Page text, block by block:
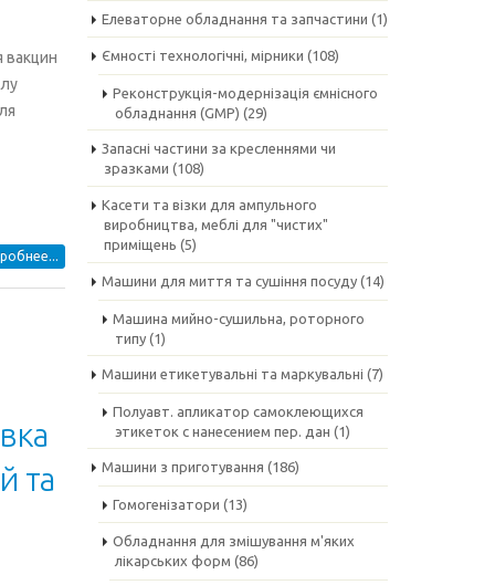
вакцин
та
Елеваторне обладнання та запчастини (1)
Ємності технологічні, мірники (108)
Реконструкція-модернізація ємнісного
обладнання (GMP) (29)
Запасні частини за кресленнями чи
зразками (108)
Касети та візки для ампульного
виробництва, меблі для "чистих"
приміщень (5)
Машини для миття та сушіння посуду(14)
Машина мийно-сушильна, роторного
типу(1)
Машини етикетувальні та маркувальні (7)
Полуавт. апликатор самоклеющихся
этикеток с нанесением пер. дан (1)
Машини з приготування (186)
Гомогенізатори (13)
Обладнання для змішування м'яких
лікарських форм (86)